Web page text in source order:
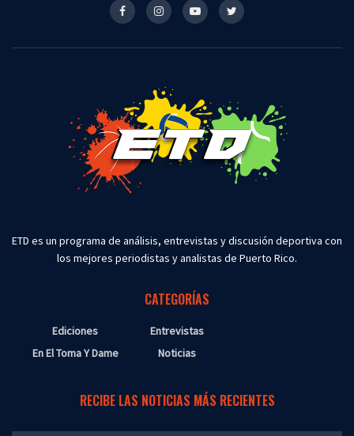
ETD es un programa de análisis, entrevistas y discusión deportiva con
los mejores periodistas y analistas de Puerto Rico.
CATEGORÍAS
Ediciones
En El Toma Y Dame
Entrevistas
Noticias
RECIBE LAS NOTICIAS MÁS RECIENTES